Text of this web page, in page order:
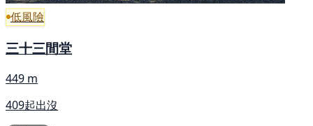
低風險
三十三間堂
449 m
409起出沒